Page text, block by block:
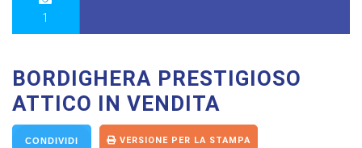
1
BORDIGHERA PRESTIGIOSO
ATTICO IN VENDITA
CONDIVIDI VERSIONE PER LA STAMPA